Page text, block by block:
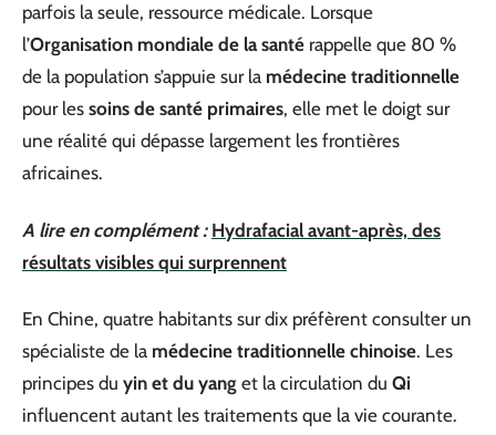
parfois la seule, ressource médicale. Lorsque
l’Organisation mondiale de la santé rappelle que 80 %
de la population s’appuie sur la médecine traditionnelle
pour les soins de santé primaires, elle met le doigt sur
une réalité qui dépasse largement les frontières
africaines.
A lire en complément : Hydrafacial avant-après, des
résultats visibles qui surprennent
En Chine, quatre habitants sur dix préfèrent consulter un
spécialiste de la médecine traditionnelle chinoise. Les
principes du yin et du yang et la circulation du Qi
influencent autant les traitements que la vie courante.